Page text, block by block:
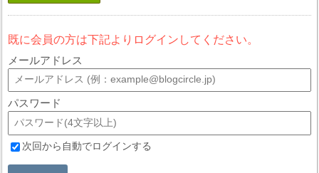
既に会員の方は下記よりログインしてください。
メールアドレス
パスワード
次回から自動でログインする